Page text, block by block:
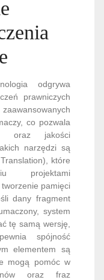
odgrywa
prawniczych
co pozwala
oraz jakości
narzędzi są
które
projektami
pamięci
dany fragment
system
tę samą wersję,
spójność
elementem są
mogą pomóc w
oraz fraz